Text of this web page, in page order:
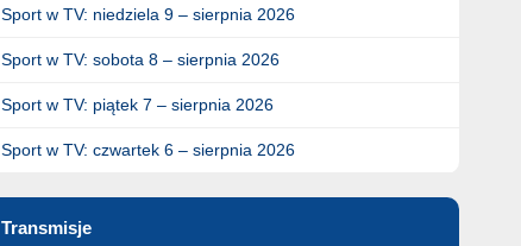
Sport w TV: niedziela 9 – sierpnia 2026
Sport w TV: sobota 8 – sierpnia 2026
Sport w TV: piątek 7 – sierpnia 2026
Sport w TV: czwartek 6 – sierpnia 2026
Transmisje